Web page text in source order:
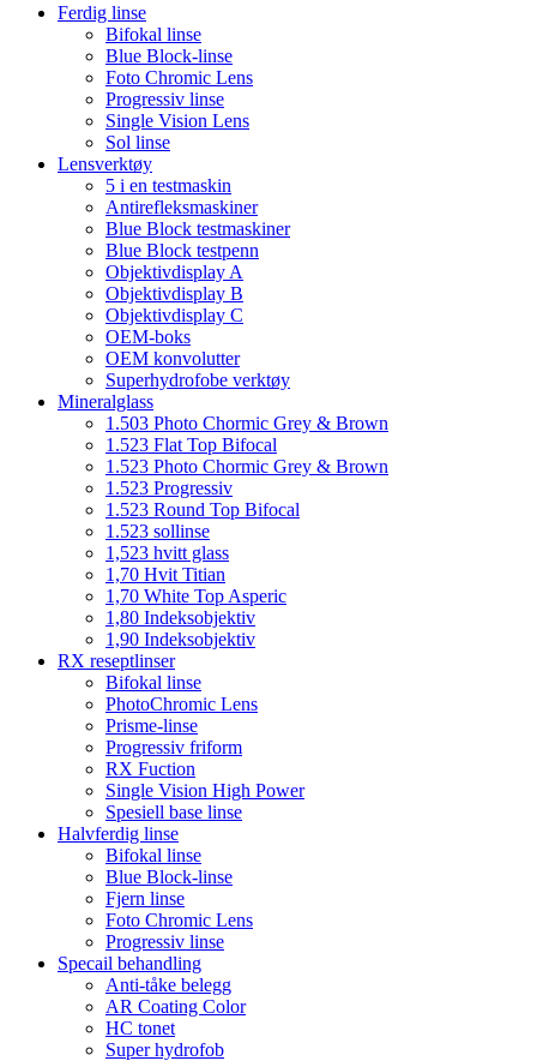
Ferdig linse
Bifokal linse
Blue Block-linse
Foto Chromic Lens
Progressiv linse
Single Vision Lens
Sol linse
Lensverktøy
5 i en testmaskin
Antirefleksmaskiner
Blue Block testmaskiner
Blue Block testpenn
Objektivdisplay A
Objektivdisplay B
Objektivdisplay C
OEM-boks
OEM konvolutter
Superhydrofobe verktøy
Mineralglass
1.503 Photo Chormic Grey & Brown
1.523 Flat Top Bifocal
1.523 Photo Chormic Grey & Brown
1.523 Progressiv
1.523 Round Top Bifocal
1.523 sollinse
1,523 hvitt glass
1,70 Hvit Titian
1,70 White Top Asperic
1,80 Indeksobjektiv
1,90 Indeksobjektiv
RX reseptlinser
Bifokal linse
PhotoChromic Lens
Prisme-linse
Progressiv friform
RX Fuction
Single Vision High Power
Spesiell base linse
Halvferdig linse
Bifokal linse
Blue Block-linse
Fjern linse
Foto Chromic Lens
Progressiv linse
Specail behandling
Anti-tåke belegg
AR Coating Color
HC tonet
Super hydrofob